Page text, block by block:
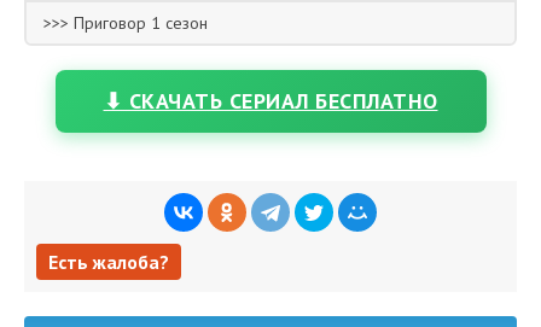
>>> Приговор 1 сезон
⬇ СКАЧАТЬ СЕРИАЛ БЕСПЛАТНО
Есть жалоба?